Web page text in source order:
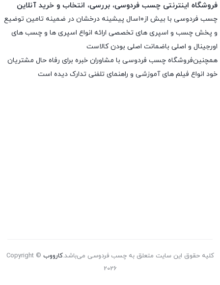
فروشگاه اینترنتی چسب فردوسی، بررسی، انتخاب و خرید آنلاین
چسب فردوسی با بیش از۱۰سال پیشینه درخشان در ضمینه تامین توضیع
و پخش چسب و اسپری های تخصصی ارائه انواع اسپری ها و چسب های
اورجینال و اصلی باضمانت اصلی بودن کالاست
همچنین‌فروشگاه چسب فردوسی با مشاوران خبره برای رفاه حال مشتریان
خود انواع فیلم های آموزشی و راهنمای تلفنی تدارک دیده است
کلیه حقوق این سایت متعلق به چسب فردوسی می‌باشد.کارووب Copyright ©
2026